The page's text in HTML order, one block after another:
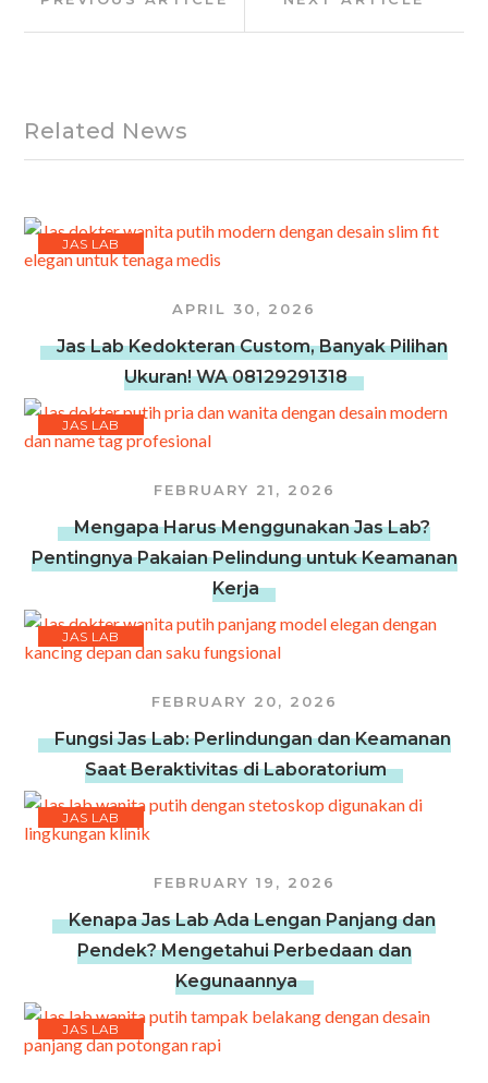
navigation
Related News
JAS LAB
APRIL 30, 2026
Jas Lab Kedokteran Custom, Banyak Pilihan
Ukuran! WA 08129291318
JAS LAB
FEBRUARY 21, 2026
Mengapa Harus Menggunakan Jas Lab?
Pentingnya Pakaian Pelindung untuk Keamanan
Kerja
JAS LAB
FEBRUARY 20, 2026
Fungsi Jas Lab: Perlindungan dan Keamanan
Saat Beraktivitas di Laboratorium
JAS LAB
FEBRUARY 19, 2026
Kenapa Jas Lab Ada Lengan Panjang dan
Pendek? Mengetahui Perbedaan dan
Kegunaannya
JAS LAB